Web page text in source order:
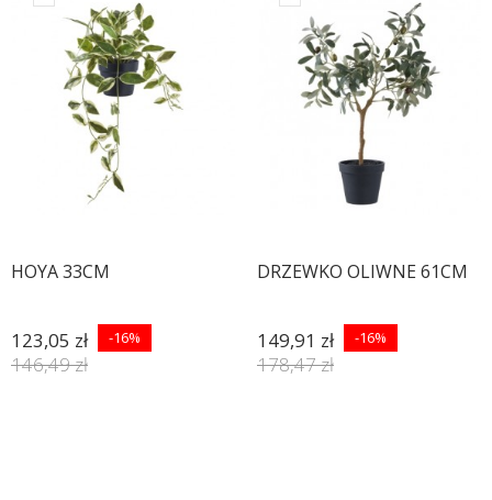
HOYA 33CM
123,05 zł -16%
146,49 zł
DRZEWKO OLIWNE 61CM
149,91 zł -16%
178,47 zł